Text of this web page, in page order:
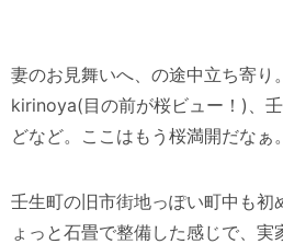
妻のお見舞いへ、の途中立ち寄り
kirinoya(目の前が桜ビュー！)、
どなど。ここはもう桜満開だなぁ。
壬生町の旧市街地っぽい町中も初
ょっと石畳で整備した感じで、